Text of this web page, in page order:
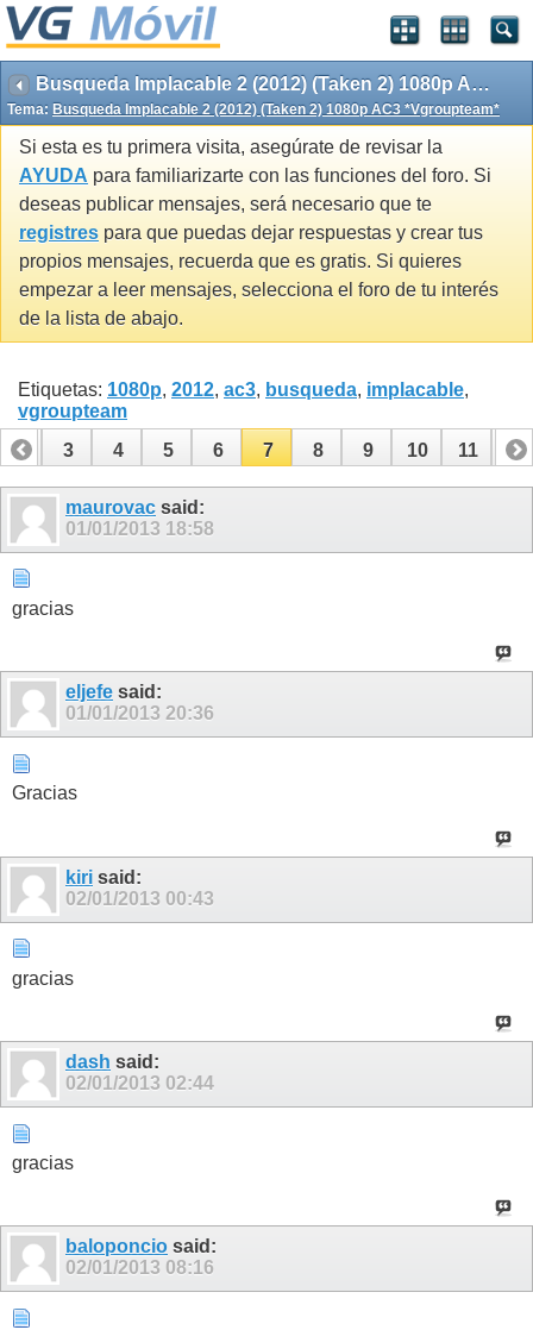
Busqueda Implacable 2 (2012) (Taken 2) 1080p AC3 *Vgroupteam*
Tema: Busqueda Implacable 2 (2012) (Taken 2) 1080p AC3 *Vgroupteam*
Si esta es tu primera visita, asegúrate de revisar la
AYUDA para familiarizarte con las funciones del foro. Si
deseas publicar mensajes, será necesario que te
registres para que puedas dejar respuestas y crear tus
propios mensajes, recuerda que es gratis. Si quieres
empezar a leer mensajes, selecciona el foro de tu interés
de la lista de abajo.
Etiquetas: 1080p, 2012, ac3, busqueda, implacable,
vgroupteam
2
3 4 5 6 7 8 9 10 11 12
maurovac said:
01/01/2013 18:58
gracias
eljefe said:
01/01/2013 20:36
Gracias
kiri said:
02/01/2013 00:43
gracias
dash said:
02/01/2013 02:44
gracias
baloponcio said:
02/01/2013 08:16